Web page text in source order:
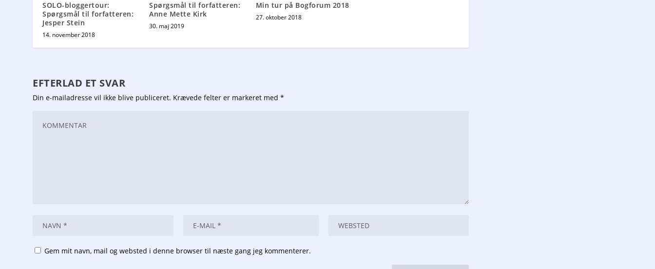
SOLO-bloggertour:
Spørgsmål til forfatteren:
Jesper Stein
14. november 2018
Spørgsmål til forfatteren:
Anne Mette Kirk
30. maj 2019
Min tur på Bogforum 2018
27. oktober 2018
EFTERLAD ET SVAR
Din e-mailadresse vil ikke blive publiceret. Krævede felter er markeret med*
Gem mit navn, mail og websted i denne browser til næste gang jeg kommenterer.